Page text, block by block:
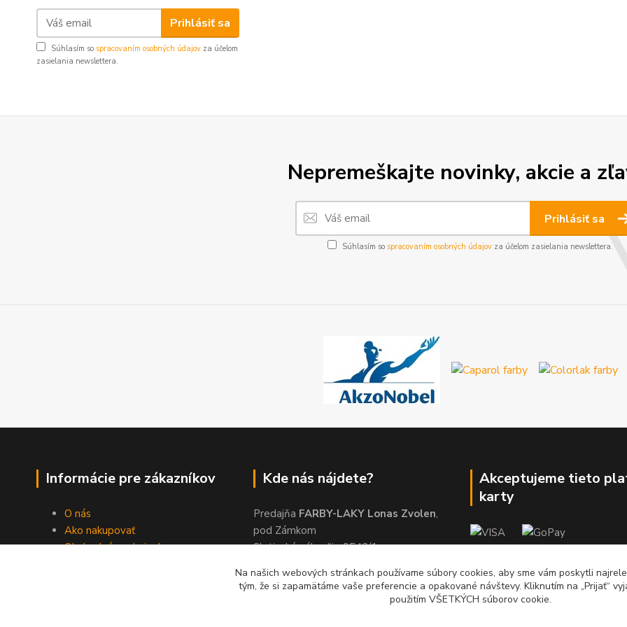
Prihlásiť sa
Súhlasím so spracovaním osobných údajov za účelom
zasielania newslettera.
Nepremeškajte novinky, akcie a
Prihlásiť sa
Súhlasím so spracovaním osobných údajov za účelom zasielania newslettera.
Informácie pre zákazníkov
O nás
Ako nakupovať
Obchodné podmienky
Kde nás nájdete?
Predajňa FARBY-LAKY Lonas Zvolen,
pod Zámkom
Slatinské nábrežie 9542/1
Akceptujeme tieto
karty
Na našich webových stránkach používame súbory cookies, aby sme vám poskytli
tým, že si zapamätáme vaše preferencie a opakované návštevy. Kliknutím na „Prijať“
použitím VŠETKÝCH súborov cookie.